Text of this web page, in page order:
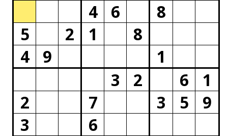
4 6
8
5
2 1
8
4
9
1
3
2 6
1
2
7 3 5
9
3
6